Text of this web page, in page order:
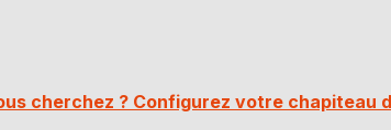
cherchez ? Configurez votre chapiteau